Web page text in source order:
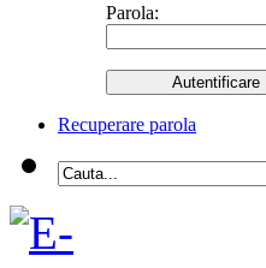
Parola:
Recuperare parola